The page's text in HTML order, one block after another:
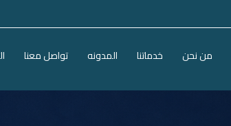
من نحن خدماتنا المدونه تواصل معنا